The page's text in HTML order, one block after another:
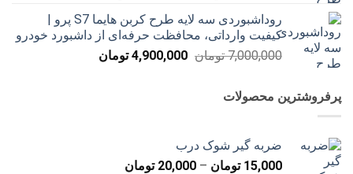
7,000,000 تومان
بود.
است.
روداشبوردی سه‌ لایه طرح کربن هایما S7 پرو |
کیفیت وارداتی، محافظت حرفه‌ای از داشبورد خودرو
7,000,000 تومان قیمت
4,900,000 تومانقیمت
پرفروشترین محصولات
ضربه گیر شوک درب
15,000 تومان –
20,000 تومان